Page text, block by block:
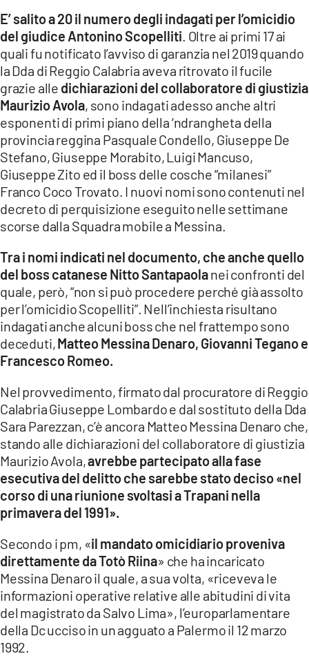
LaC
Network
LACPLAY.IT
LACTV.IT
LACONAIR.IT
LACITYMAG.IT
ILREGGINO.IT
COSENZACHANNEL.IT
ILVIBONESE.IT
CATANZAROCHANNEL.IT
LACAPITALENEWS.IT
App
ANDROID
APPLE
E’ salito a 20 il numero degli indagati per l’omicidio
del giudice Antonino Scopelliti . Oltre ai primi 17 ai
quali fu notificato l’avviso di garanzia nel 2019 quando
la Dda di Reggio Calabria aveva ritrovato il fucile
grazie alle dichiarazioni del collaboratore di giustizia
Maurizio Avola, sono indagati adesso anche altri
esponenti di primi piano della ‘ndrangheta della
provincia reggina Pasquale Condello, Giuseppe De
Stefano, Giuseppe Morabito, Luigi Mancuso,
Giuseppe Zito ed il boss delle cosche “milanesi”
Franco Coco Trovato. I nuovi nomi sono contenuti nel
decreto di perquisizione eseguito nelle settimane
scorse dalla Squadra mobile a Messina.
Tra i nomi indicati nel documento, che anche quello
del boss catanese Nitto Santapaolanei confronti del
quale, però, “non si può procedere perché già assolto
per l’omicidio Scopelliti”. Nell’inchiesta risultano
indagati anche alcuni boss che nel frattempo sono
deceduti,Matteo Messina Denaro, Giovanni Tegano e
Francesco Romeo.
Nel provvedimento, firmato dal procuratore di Reggio
Calabria Giuseppe Lombardo e dal sostituto della Dda
Sara Parezzan, c’è ancora Matteo Messina Denaro che,
stando alle dichiarazioni del collaboratore di giustizia
Maurizio Avola,avrebbe partecipato alla fase
esecutiva del delitto che sarebbe stato deciso «nel
corso di una riunione svoltasi a Trapani nella
primavera del 1991».
Secondo i pm, «il mandato omicidiario proveniva
direttamente da Totò Riina» che ha incaricato
Messina Denaro il quale, a sua volta, «riceveva le
informazioni operative relative alle abitudini di vita
del magistrato da Salvo Lima», l’europarlamentare
della Dc ucciso in un agguato a Palermo il 12 marzo
1992.